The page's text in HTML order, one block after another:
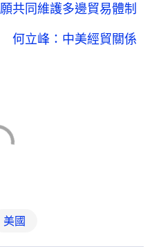
共同維護多邊貿易體制
何立峰：中美經貿關係
美國